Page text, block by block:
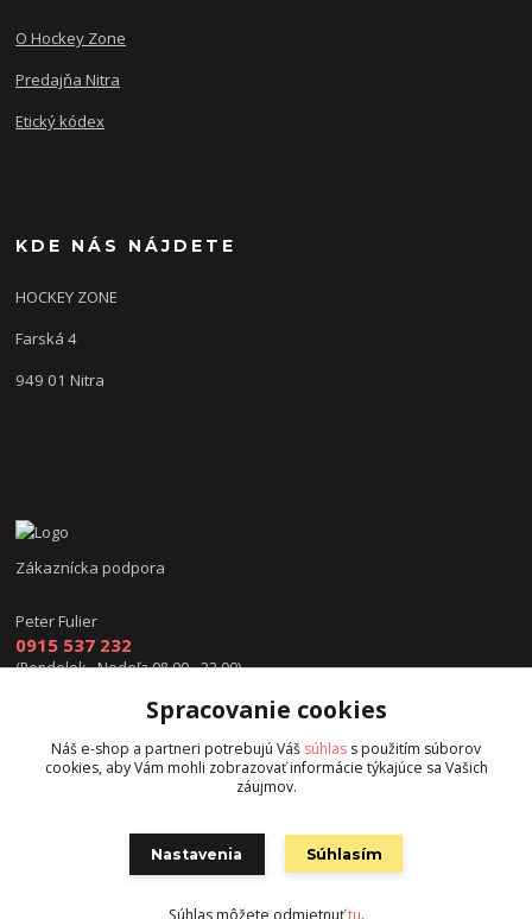
O Hockey Zone
Predajňa Nitra
Etický kódex
KDE NÁS NÁJDETE
HOCKEY ZONE
Farská 4
949 01 Nitra
Zákaznícka podpora
Peter Fulier
0915 537 232
(Pondelok - Nedeľa 08.00 - 22.00)
info@hokejexpert.sk
Spracovanie cookies
Náš e-shop a partneri potrebujú Váš súhlas s použitím súborov
cookies, aby Vám mohli zobrazovať informácie týkajúce sa Vašich
záujmov.
Nastavenia Súhlasím
Súhlas môžete odmietnuťtu.